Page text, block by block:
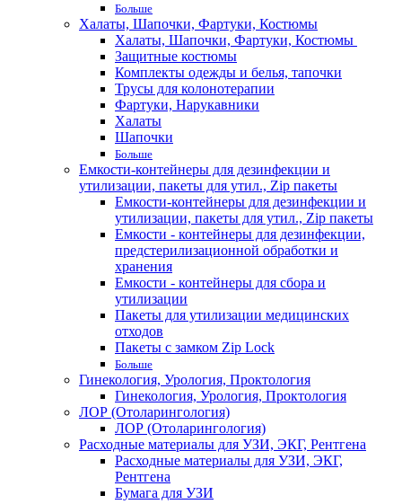
Больше
Халаты, Шапочки, Фартуки, Костюмы
Халаты, Шапочки, Фартуки, Костюмы
Защитные костюмы
Комплекты одежды и белья, тапочки
Трусы для колонотерапии
Фартуки, Нарукавники
Халаты
Шапочки
Больше
Емкости-контейнеры для дезинфекции и
утилизации, пакеты для утил., Zip пакеты
Емкости-контейнеры для дезинфекции и
утилизации, пакеты для утил., Zip пакеты
Емкости - контейнеры для дезинфекции,
предстерилизационной обработки и
хранения
Емкости - контейнеры для сбора и
утилизации
Пакеты для утилизации медицинских
отходов
Пакеты с замком Zip Lock
Больше
Гинекология, Урология, Проктология
Гинекология, Урология, Проктология
ЛОР (Отоларингология)
ЛОР (Отоларингология)
Расходные материалы для УЗИ, ЭКГ, Рентгена
Расходные материалы для УЗИ, ЭКГ,
Рентгена
Бумага для УЗИ